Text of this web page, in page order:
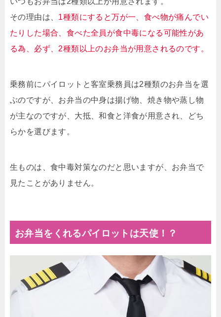
その理由は、 1種類にすると万が一、食べ物が痛んでい
たりした場合、食べた全員が食中毒になる可能性があ
る為、必ず、2種類以上のお弁当が用意されるのです。
乗務前にパイロットと客室乗務員は2種類のお弁当を選
ぶのですが、お弁当の中身は揚げ物、焼き物や蒸し物
が主なのですが、大抵、和食と洋食が用意され、どち
らかを選びます。
生ものは、食中毒対策なのだと思いますが、お弁当で
見たことがありません。
お弁当をくれるパイロットは天使！？